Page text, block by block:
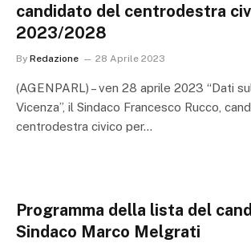
candidato del centrodestra
2023/2028
By Redazione 28 Aprile 2023
(AGENPARL) – ven 28 aprile 2023 “Dati
Vicenza”, il Sindaco Francesco Rucco,
centrodestra civico per…
Programma della lista del
Sindaco Marco Melgrati